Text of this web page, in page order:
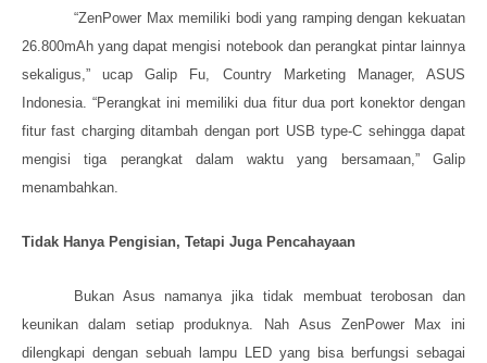
“ZenPower Max memiliki bodi yang ramping dengan kekuatan
26.800mAh yang dapat mengisi notebook dan perangkat pintar lainnya
sekaligus,” ucap Galip Fu, Country Marketing Manager, ASUS
Indonesia. “Perangkat ini memiliki dua fitur dua port konektor dengan
fitur fast charging ditambah dengan port USB type-C sehingga dapat
mengisi tiga perangkat dalam waktu yang bersamaan,” Galip
menambahkan.
Tidak Hanya Pengisian, Tetapi Juga Pencahayaan
Bukan Asus namanya jika tidak membuat terobosan dan
keunikan dalam setiap produknya. Nah Asus ZenPower Max ini
dilengkapi dengan sebuah lampu LED yang bisa berfungsi sebagai